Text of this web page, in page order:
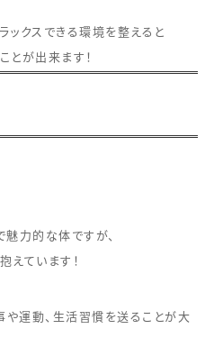
ックスできる環境を整えると
とが出来ます！
魅力的な体ですが、
えています！
運動、生活習慣を送ることが大